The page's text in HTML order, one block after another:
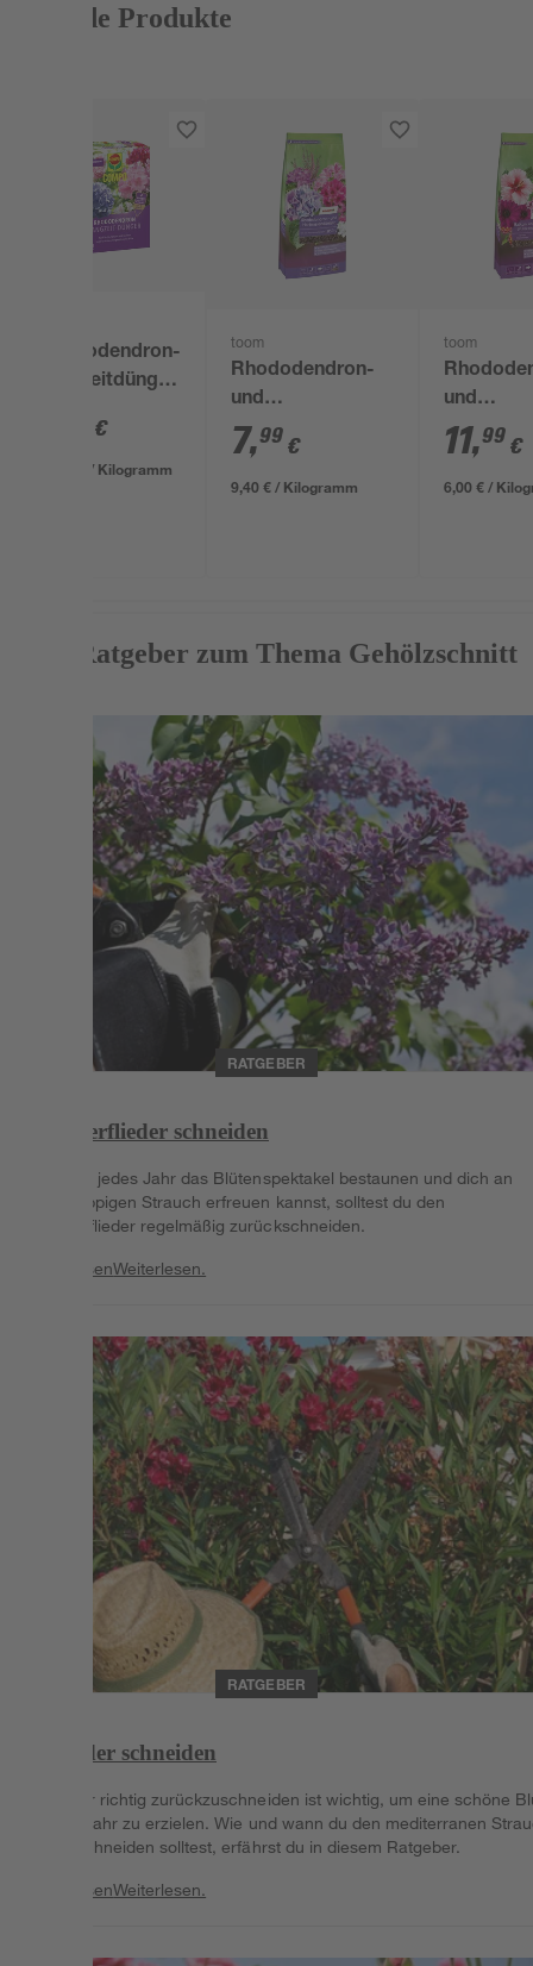
Passende Produkte
Rhododendron-
Langzeitdünger
€
11,75 € / Kilogramm
toom
Rhododendron-
und
Hortensiendünger
850 g
7,99 €
9,40 € / Kilogramm
toom
und
2 kg
11,99 €
6,00 € /
Mehr Ratgeber zum Thema Gehölzschnitt
RATGEBER
Sommerflieder schneiden
Damit du jedes Jahr das Blütenspektakel bestaunen und dich an
einem üppigen Strauch erfreuen kannst, solltest du den
Sommerflieder regelmäßig zurückschneiden.
WeiterlesenWeiterlesen.
RATGEBER
Oleander schneiden
Oleander richtig zurückzuschneiden ist wichtig, um eine schöne
im Folgejahr zu erzielen. Wie und wann du den mediterranen
zurückschneiden solltest, erfährst du in diesem Ratgeber.
WeiterlesenWeiterlesen.